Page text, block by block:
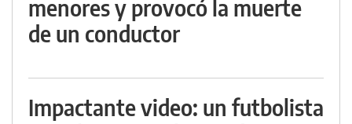
menores y provocó la muerte
de un conductor
Impactante video: un futbolista